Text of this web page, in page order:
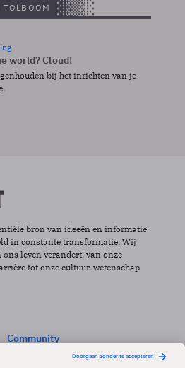
world? Cloud!
bij het inrichten van je
bron van ideeën en informatie
in constante transformatie. Wij
leven verandert, van onze
tot onze cultuur, wetenschap
Community
Events & Opleidingen